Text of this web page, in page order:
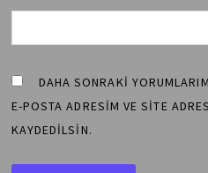
DAHA SONRAKI
E-POSTA ADRESIM VE SITE
KAYDEDILSIN.